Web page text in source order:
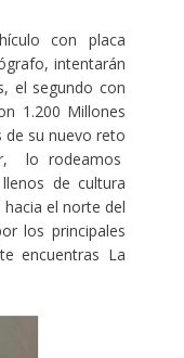
con placa
intentarán
el segundo con
1.200 Millones
de su nuevo reto
lo rodeamos
de cultura
el norte del
los principales
encuentras La